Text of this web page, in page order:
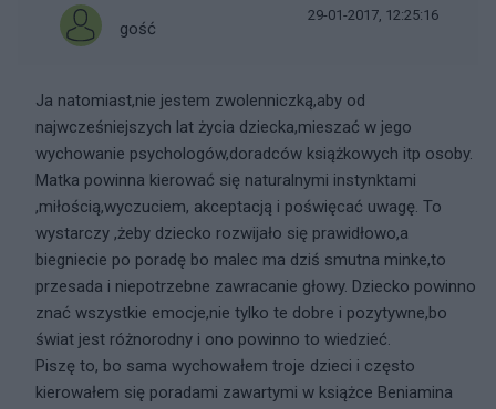
gość
29-01-2017, 12:25:16
Ja natomiast,nie jestem zwolenniczką,aby od
najwcześniejszych lat życia dziecka,mieszać w jego
wychowanie psychologów,doradców książkowych itp osoby.
Matka powinna kierować się naturalnymi instynktami
,miłością,wyczuciem, akceptacją i poświęcać uwagę. To
wystarczy ,żeby dziecko rozwijało się prawidłowo,a
biegniecie po poradę bo malec ma dziś smutna minke,to
przesada i niepotrzebne zawracanie głowy. Dziecko powinno
znać wszystkie emocje,nie tylko te dobre i pozytywne,bo
świat jest różnorodny i ono powinno to wiedzieć.
Piszę to, bo sama wychowałem troje dzieci i często
kierowałem się poradami zawartymi w książce Beniamina